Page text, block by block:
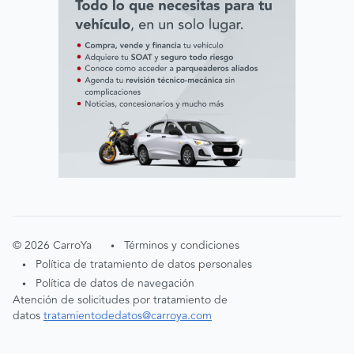
©2026 CarroYa • Términos y condiciones
• Política de tratamiento de datos personales
•
Política de datos de navegación
Atención de solicitudes por tratamiento de
datostratamientodedatos@carroya.com